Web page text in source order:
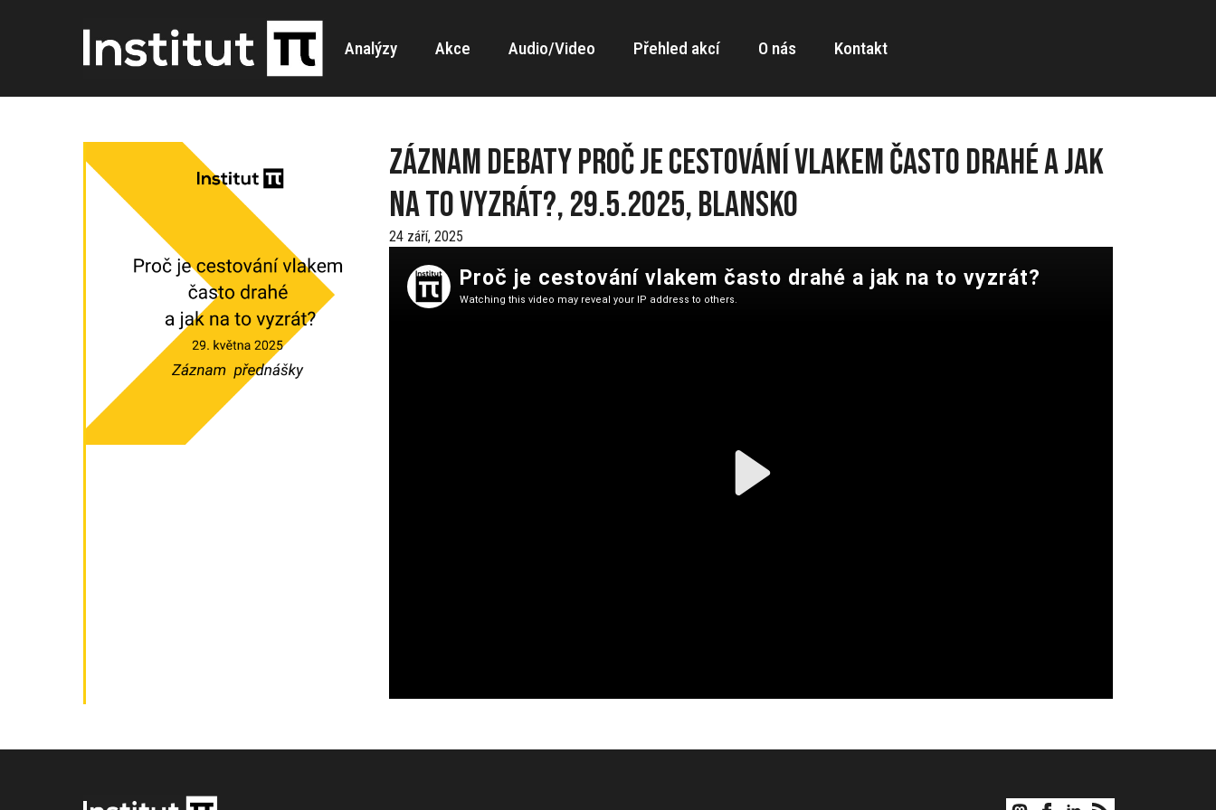
Analýzy Akce Audio/Video Přehled akcí O nás Kontakt
Záznam debaty Proč je cestování vlakem často drahé a jak
na to vyzrát?, 29.5.2025, Blansko
24 září, 2025